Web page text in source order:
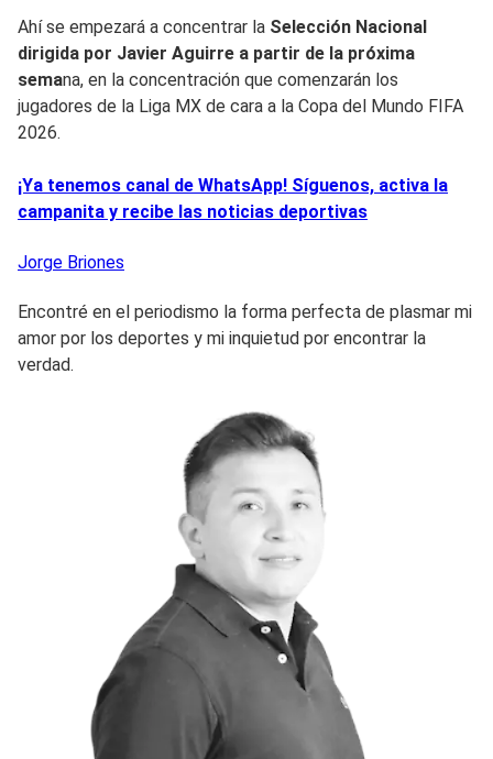
Ahí se empezará a concentrar la Selección Nacional
dirigida por Javier Aguirre a partir de la próxima
semana, en la concentración que comenzarán los
jugadores de la Liga MX de cara a la Copa del Mundo FIFA
2026.
¡Ya tenemos canal de WhatsApp! Síguenos, activa la
campanita y recibe las noticias deportivas
Jorge Briones
Encontré en el periodismo la forma perfecta de plasmar mi
amor por los deportes y mi inquietud por encontrar la
verdad.